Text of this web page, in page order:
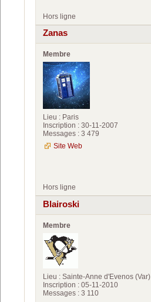
Hors ligne
Zanas
Membre
Lieu : Paris
Inscription : 30-11-2007
Messages : 3 479
Site Web
Hors ligne
Blairoski
Membre
Lieu : Sainte-Anne d'Evenos (Var)
Inscription : 05-11-2010
Messages : 3 110